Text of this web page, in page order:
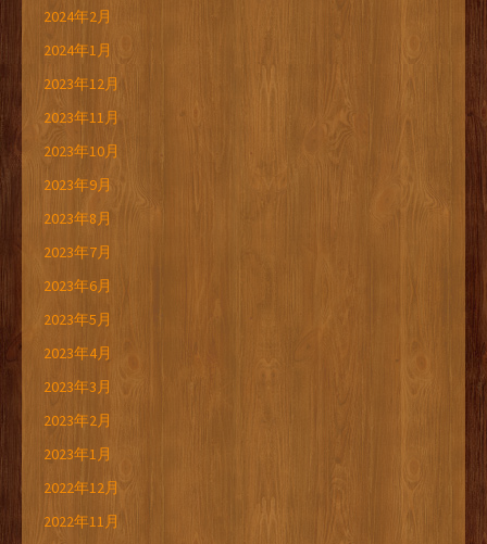
2024年2月
2024年1月
2023年12月
2023年11月
2023年10月
2023年9月
2023年8月
2023年7月
2023年6月
2023年5月
2023年4月
2023年3月
2023年2月
2023年1月
2022年12月
2022年11月